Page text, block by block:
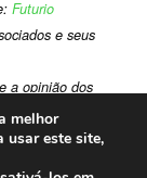
Futurio
e seus
a opinião dos
de ou ser
ou já tenham
melhor
usar este site,